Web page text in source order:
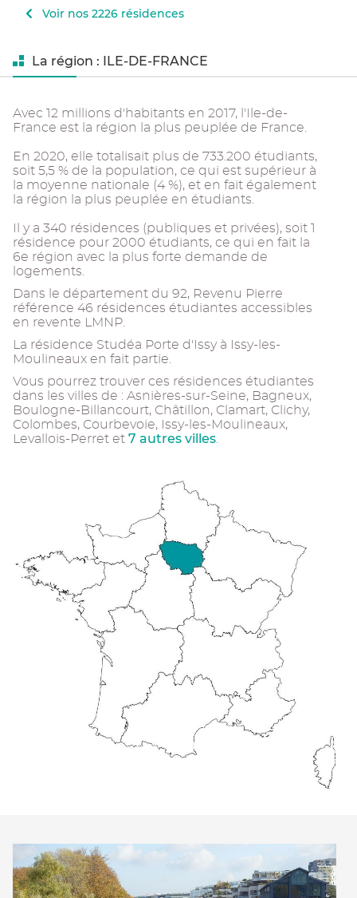
Voir nos 2226 résidences
La région : ILE-DE-FRANCE
Avec 12 millions d'habitants en 2017, l'Ile-de-
France est la région la plus peuplée de France.
En 2020, elle totalisait plus de 733.200 étudiants,
soit 5,5 % de la population, ce qui est supérieur à
la moyenne nationale (4 %), et en fait également
la région la plus peuplée en étudiants.
Il y a 340 résidences (publiques et privées), soit 1
résidence pour 2000 étudiants, ce qui en fait la
6e région avec la plus forte demande de
logements.
Dans le département du 92, Revenu Pierre
référence 46 résidences étudiantes accessibles
en revente LMNP.
La résidence Studéa Porte d'Issy à Issy-les-
Moulineaux en fait partie.
Vous pourrez trouver ces résidences étudiantes
dans les villes de : Asnières-sur-Seine, Bagneux,
Boulogne-Billancourt, Châtillon, Clamart, Clichy,
Colombes, Courbevoie, Issy-les-Moulineaux,
Levallois-Perret et 7 autres villes